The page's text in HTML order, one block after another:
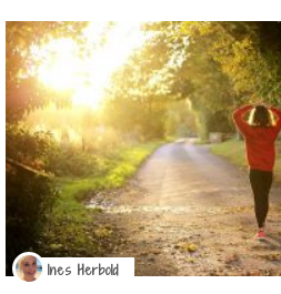
Ines Herbold